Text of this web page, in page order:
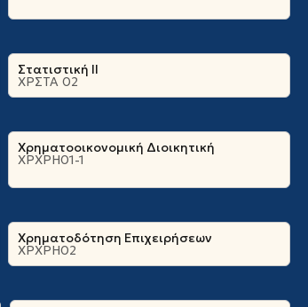
Στατιστική ΙΙ
ΧΡΣΤΑ 02
Χρηματοοικονομική Διοικητική
ΧΡΧΡΗ01-1
Χρηματοδότηση Επιχειρήσεων
ΧΡΧΡΗ02